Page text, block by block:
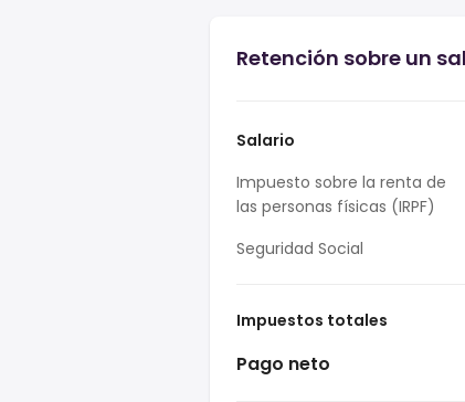
Retención sobre un
Salario
Impuesto sobre la renta de
las personas físicas (IRPF)
Seguridad Social
Impuestos totales
Pago neto